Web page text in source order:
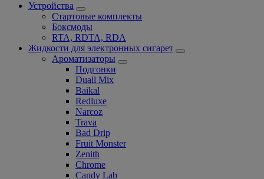
Устройства
Стартовые комплекты
Боксмоды
RTA, RDTA, RDA
Жидкости для электронных сигарет
Ароматизаторы
Подгонки
Duall Mix
Baikal
Redluxe
Narcoz
Trava
Bad Drip
Fruit Monster
Zenith
Chrome
Candy Lab